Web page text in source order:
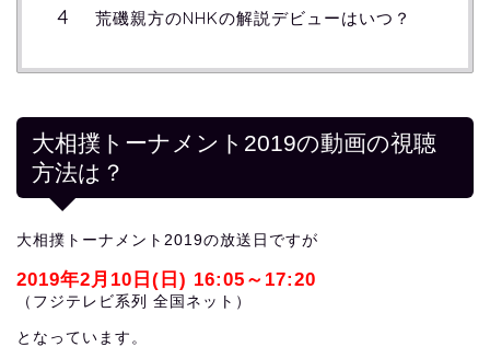
荒磯親方のNHKの解説デビューはいつ？
大相撲トーナメント2019の動画の視聴
方法は？
大相撲トーナメント2019の放送日ですが
2019年2月10日(日) 16:05～17:20
（フジテレビ系列 全国ネット）
となっています。